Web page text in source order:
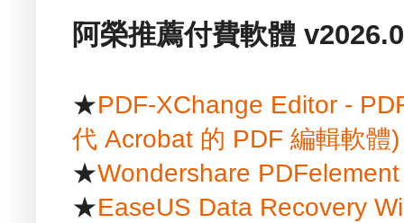
阿榮推薦付費軟體
★PDF-XChange Editor -
代 Acrobat 的 PDF 編輯軟體)
★Wondershare
★EaseUS Data Recovery